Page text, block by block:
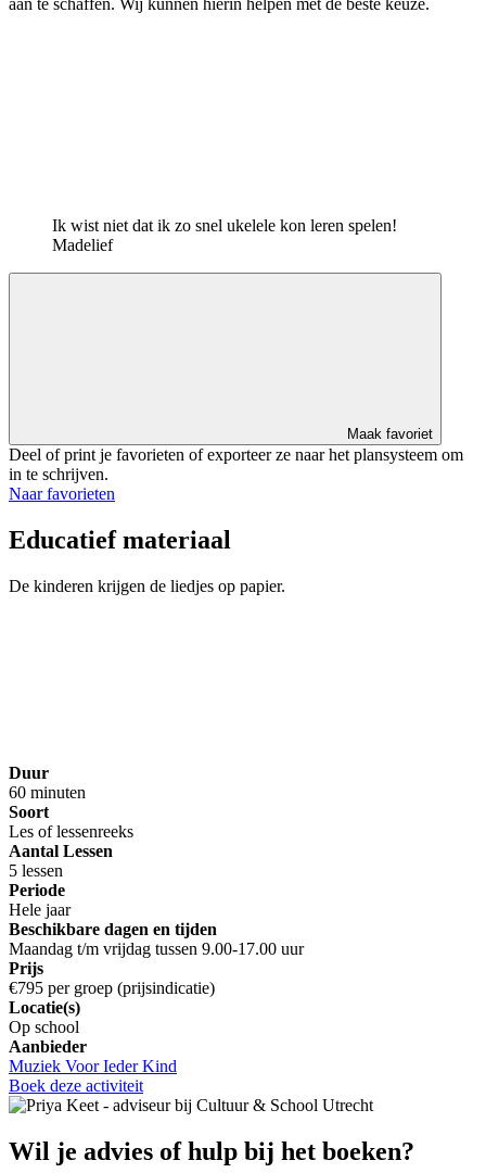
aan te schaffen. Wij kunnen hierin helpen met de beste keuze.
Ik wist niet dat ik zo snel ukelele kon leren spelen!
Madelief
Maak favoriet
Deel of print je favorieten of exporteer ze naar het plansysteem om
in te schrijven.
Naar favorieten
Educatief materiaal
De kinderen krijgen de liedjes op papier.
Duur
60 minuten
Soort
Les of lessenreeks
Aantal Lessen
5 lessen
Periode
Hele jaar
Beschikbare dagen en tijden
Maandag t/m vrijdag tussen 9.00-17.00 uur
Prijs
€795 per groep (prijsindicatie)
Locatie(s)
Op school
Aanbieder
Muziek Voor Ieder Kind
Boek deze activiteit
Wil je advies of hulp bij het boeken?